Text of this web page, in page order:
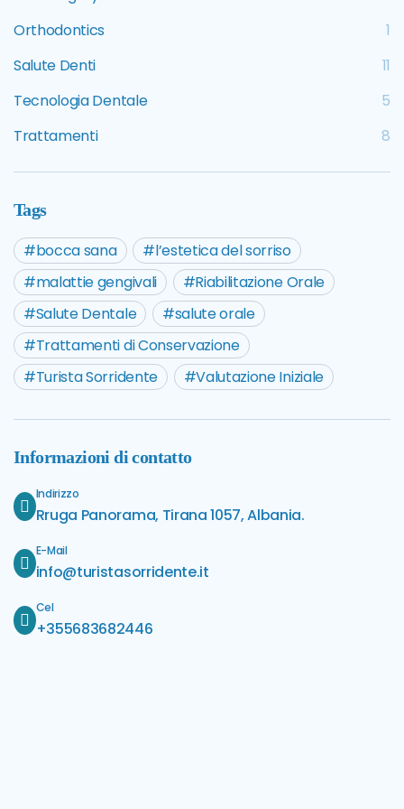
Orthodontics
1
Salute Denti
11
Tecnologia Dentale
5
Trattamenti
8
Tags
bocca sana
l’estetica del sorriso
malattie gengivali
Riabilitazione Orale
Salute Dentale
salute orale
Trattamenti di Conservazione
Turista Sorridente
Valutazione Iniziale
Informazioni di contatto
Indirizzo
Rruga Panorama, Tirana 1057, Albania.
E-Mail
info@turistasorridente.it
Cel
+355683682446